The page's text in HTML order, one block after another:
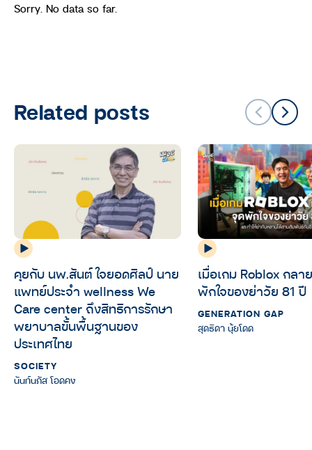
Sorry. No data so far.
Related posts
คุยกับ นพ.สันต์ ใจยอดศิลป์ นาย
แพทย์ประจำ wellness We
Care center ถึงสิทธิการรักษา
พยาบาลขั้นพื้นฐานของ
ประเทศไทย
SOCIETY
นันท์นภัส โอดคง
เมื่อเกม Roblox กลา
พักใจของย่าวัย 81 ปี
GENERATION GAP
สุดธิดา นุ้ยโดด